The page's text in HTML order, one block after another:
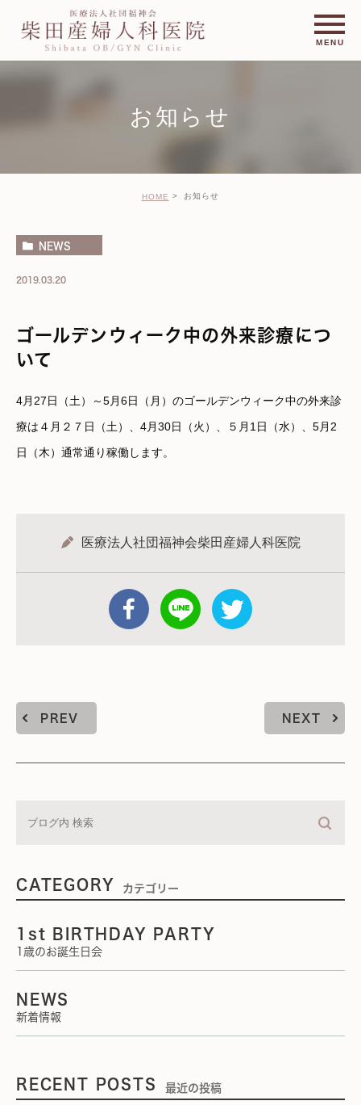
お知らせ
HOME お知らせ
NEWS
2019.03.20
ゴールデンウィーク中の外来診療につ
いて
4月27日（土）～5月6日（月）のゴールデンウィーク中の外来診
療は４月２７日（土）、4月30日（火）、５月1日（水）、5月2
日（木）通常通り稼働します。
医療法人社団福神会柴田産婦人科医院
PREV NEXT
CATEGORY カテゴリー
1st BIRTHDAY PARTY
1歳のお誕生日会
NEWS
新着情報
RECENT POSTS 最近の投稿